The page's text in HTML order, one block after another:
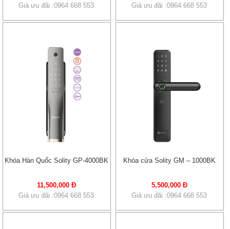
Giá ưu đãi :0964 668 553 Giá ưu đãi :0964 668 553
Khóa Hàn Quốc Solity GP-4000BK
11,500,000 Đ
Giá ưu đãi :0964 668 553
Khóa cửa Solity GM – 1000BK
5,500,000 Đ
Giá ưu đãi :0964 668 553